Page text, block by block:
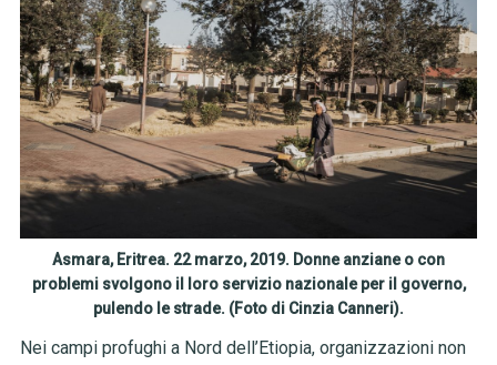
Asmara, Eritrea. 22 marzo, 2019. Donne anziane o con
problemi svolgono il loro servizio nazionale per il governo,
pulendo le strade. (Foto di Cinzia Canneri).
Nei campi profughi a Nord dell’Etiopia, organizzazioni non